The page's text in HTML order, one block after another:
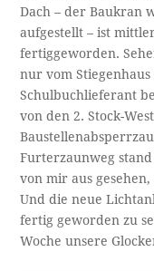
Dach – der Baukran
aufgestellt – ist
fertiggeworden.
nur vom
Schulbuchlieferant
von den 2. Stock-
Furterzaunweg
von mir aus
Und die neue
fertig geworden zu
Woche unsere